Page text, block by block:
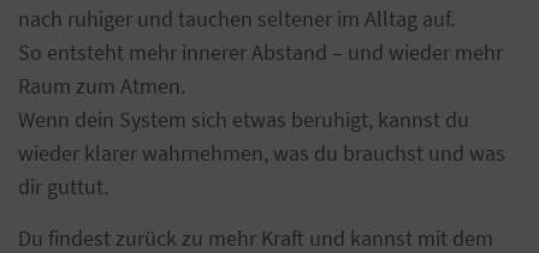
nach ruhiger und tauchen seltener im Alltag auf.
So entsteht mehr innerer Abstand – und wieder mehr
Raum zum Atmen.
Wenn dein System sich etwas beruhigt, kannst du
wieder klarer wahrnehmen, was du brauchst und was
dir guttut.
Du findest zurück zu mehr Kraft und kannst mit dem